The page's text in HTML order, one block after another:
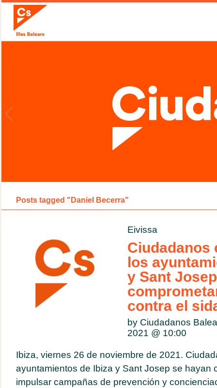
Posts tagged "Daniel Becerra"
Eivissa
Ciudadanos
los
y Sant
contra el
by Ciudadanos
2021 @ 10:00
Ibiza, viernes 26 de noviembre de 2021.
ayuntamientos de Ibiza y Sant Josep se hayan
impulsar campañas de prevención y